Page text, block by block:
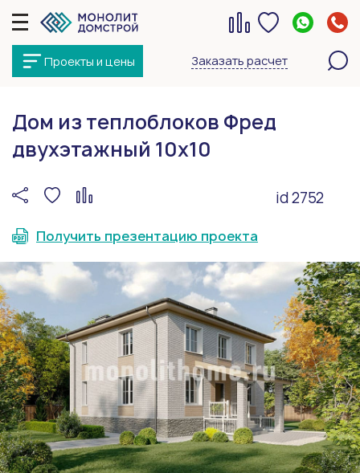
Проекты и цены Заказать расчет
Дом из теплоблоков Фред
двухэтажный 10х10
id 2752
Получить презентацию проекта